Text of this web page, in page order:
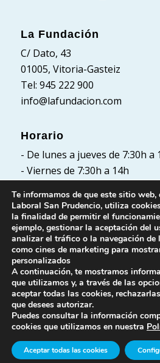
La Fundación
C/ Dato, 43
01005, Vitoria-Gasteiz
Tel: 945 222 900
info@lafundacion.com
Horario
- De lunes a jueves de 7:30h a
- Viernes de 7:30h a 14h
Políticas
Política de Privacidad
Política de cookies
Aviso Legal
© Fundación Laboral San
Te informamos de que este sitio
Laboral San Prudencio, utiliza
la finalidad de permitir el
ejemplo, gestionar la aceptación del
analizar el tráfico o la navegación de
como cines de marketing para
personalizados
A continuación, te mostramos
que utilizamos y, a través de las
aceptar todas las cookies,
que desees autorizar.
Puedes consultar la información
cookies que utilizamos en nuestra
Aceptar todas las cookies